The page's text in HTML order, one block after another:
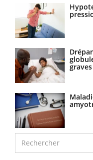
graves